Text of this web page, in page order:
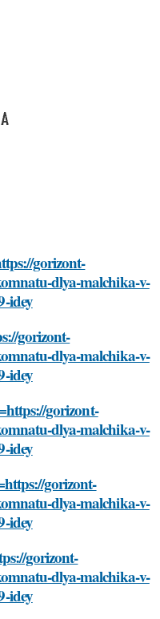
gorizont-
dlya-malchika-v-
idey
gorizont-
dlya-malchika-v-
idey
gorizont-
dlya-malchika-v-
idey
gorizont-
dlya-malchika-v-
idey
gorizont-
dlya-malchika-v-
idey